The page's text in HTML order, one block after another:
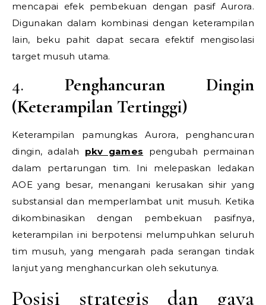
mencapai efek pembekuan dengan pasif Aurora.
Digunakan dalam kombinasi dengan keterampilan
lain, beku pahit dapat secara efektif mengisolasi
target musuh utama.
4. Penghancuran Dingin
(Keterampilan Tertinggi)
Keterampilan pamungkas Aurora, penghancuran
dingin, adalah pkv games pengubah permainan
dalam pertarungan tim. Ini melepaskan ledakan
AOE yang besar, menangani kerusakan sihir yang
substansial dan memperlambat unit musuh. Ketika
dikombinasikan dengan pembekuan pasifnya,
keterampilan ini berpotensi melumpuhkan seluruh
tim musuh, yang mengarah pada serangan tindak
lanjut yang menghancurkan oleh sekutunya.
Posisi strategis dan gaya